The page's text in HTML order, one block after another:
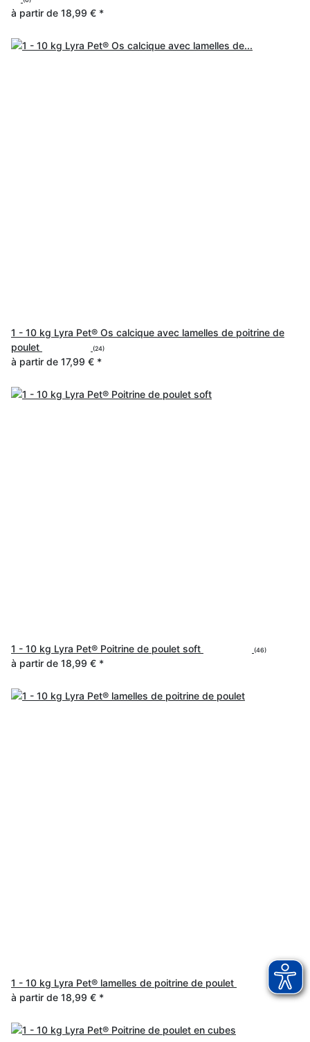
à partir de 18,99 € *
1 - 10 kg Lyra Pet® Os calcique avec lamelles de poitrine de
poulet
(24)
à partir de 17,99 € *
1 - 10 kg Lyra Pet® Poitrine de poulet soft (46)
à partir de 18,99 € *
1 - 10 kg Lyra Pet® lamelles de poitrine de poulet (29)
à partir de 18,99 € *